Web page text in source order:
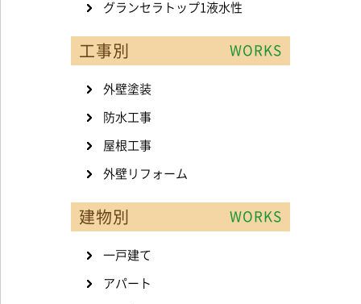
グランセラトップ1液水性
工事別 WORKS
外壁塗装
防水工事
屋根工事
外壁リフォーム
建物別 WORKS
一戸建て
アパート